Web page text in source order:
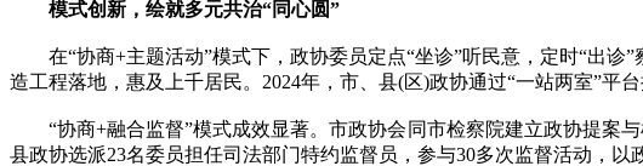
模式创新，绘就多元共治“同心圆”
在“协商+主题活动”模式下，政协委员定点“坐诊”听民意，定时“出诊”
造工程落地，惠及上千居民。2024年，市、县(区)政协通过“一站两室”平
“协商+融合监督”模式成效显著。市政协会同市检察院建立政协提案与
县政协选派23名委员担任司法部门特约监督员，参与30多次监督活动，